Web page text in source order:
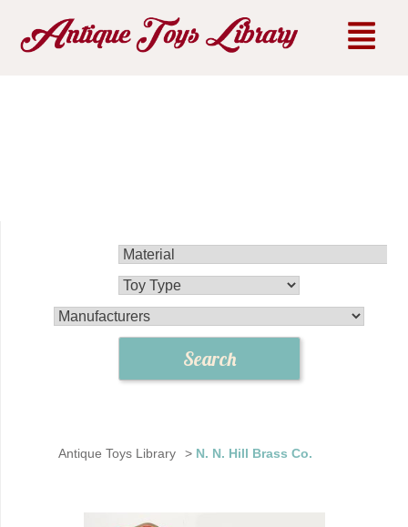
Antique Toys Library > N. N. Hill Brass Co.